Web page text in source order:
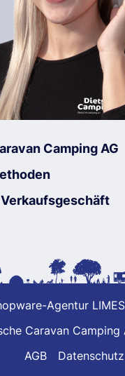
Camping AG
Agentur
Caravan Camping
AGB
Datenschutz